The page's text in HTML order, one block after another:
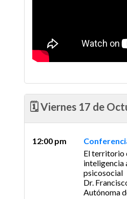
🗓️ Viernes 17 de
12:00 pm
El territorio
inteligencia
psicosocial
Dr.
Autónoma